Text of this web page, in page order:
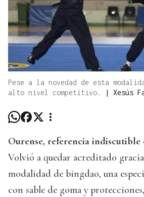
Pese a la novedad de esta
alto nivel competitivo.
| Xesús
Ourense, referencia indiscutible
Volvió a quedar acreditado
modalidad de bingdao, una
con sable de goma y